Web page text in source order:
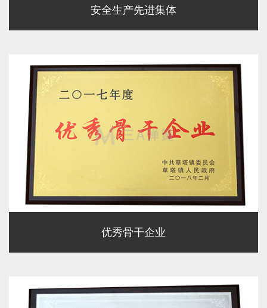
安全生产先进集体
优秀骨干企业